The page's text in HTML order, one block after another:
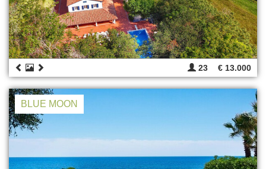
23 € 13.000
BLUE MOON